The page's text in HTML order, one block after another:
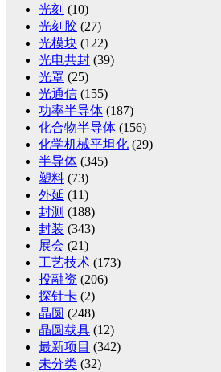
光刻 (10)
光刻胶 (27)
光模块 (122)
光电共封 (39)
光罩 (25)
光通信 (155)
功率半导体 (187)
化合物半导体 (156)
化学机械平坦化 (29)
半导体 (345)
塑料 (73)
外延 (11)
封测 (188)
封装 (343)
展会 (21)
工艺技术 (173)
投融资 (206)
探针卡 (2)
晶圆 (248)
晶圆载具 (12)
最新项目 (342)
未分类 (32)